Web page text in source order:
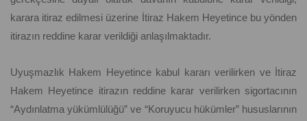
karara itiraz edilmesi üzerine İtiraz Hakem Heyetince bu yönden
itirazın reddine karar verildiği anlaşılmaktadır.
Uyuşmazlık Hakem Heyetince kabul kararı verilirken ve İtiraz
Hakem Heyetince itirazın reddine karar verilirken sigortacının
“Aydınlatma yükümlülüğü” ve “Koruyucu hükümler” hususlarının